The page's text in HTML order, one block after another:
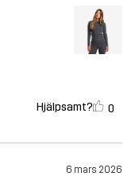
Hjälpsamt? 0
6 mars 2026